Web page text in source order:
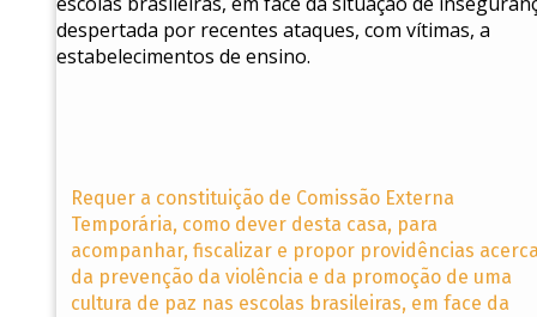
Requer a constituição de Comissão Externa
Temporária, como dever desta casa, para
acompanhar, fiscalizar e propor providências
da prevenção da violência e da promoção de uma
cultura de paz nas escolas brasileiras, em face da